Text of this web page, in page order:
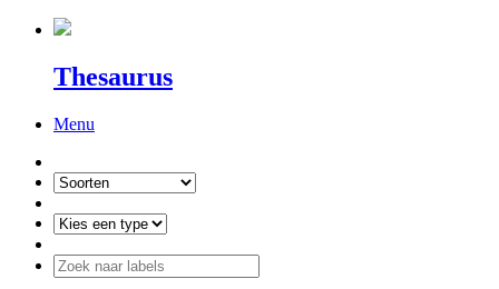
Thesaurus
Menu